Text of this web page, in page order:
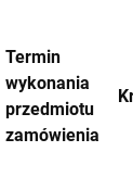
Termin
wykonania
przedmiotu
zamówienia